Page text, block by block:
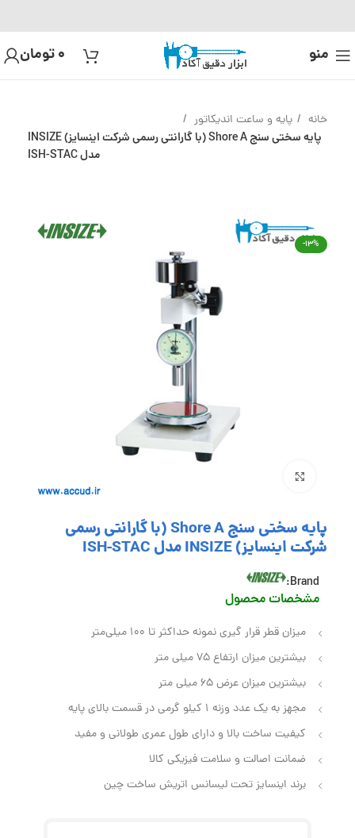
منو 0تومان
خانه پایه و ساعت اندیکاتور
پایه سختی سنج Shore A (با گارانتی رسمی شرکت اینسایز) INSIZE
مدل ISH-STAC
-13%
پایه سختی سنج Shore A (با گارانتی رسمی
شرکت اینسایز) INSIZE مدل ISH-STAC
Brand:
مشخصات محصول
میزان قطر قرار گیری نمونه حداکثر تا 100 میلی‌متر
بیشترین میزان ارتفاع 75 میلی‌ متر
بیشترین میزان عرض 65 میلی‌ متر
مجهز به یک عدد وزنه 1 کیلو گرمی در قسمت بالای پایه
کیفیت ساخت بالا و دارای طول عمری طولانی و مفید
ضمانت اصالت و سلامت فیزیکی کالا
برند اینسایز تحت لیسانس اتریش ساخت چین